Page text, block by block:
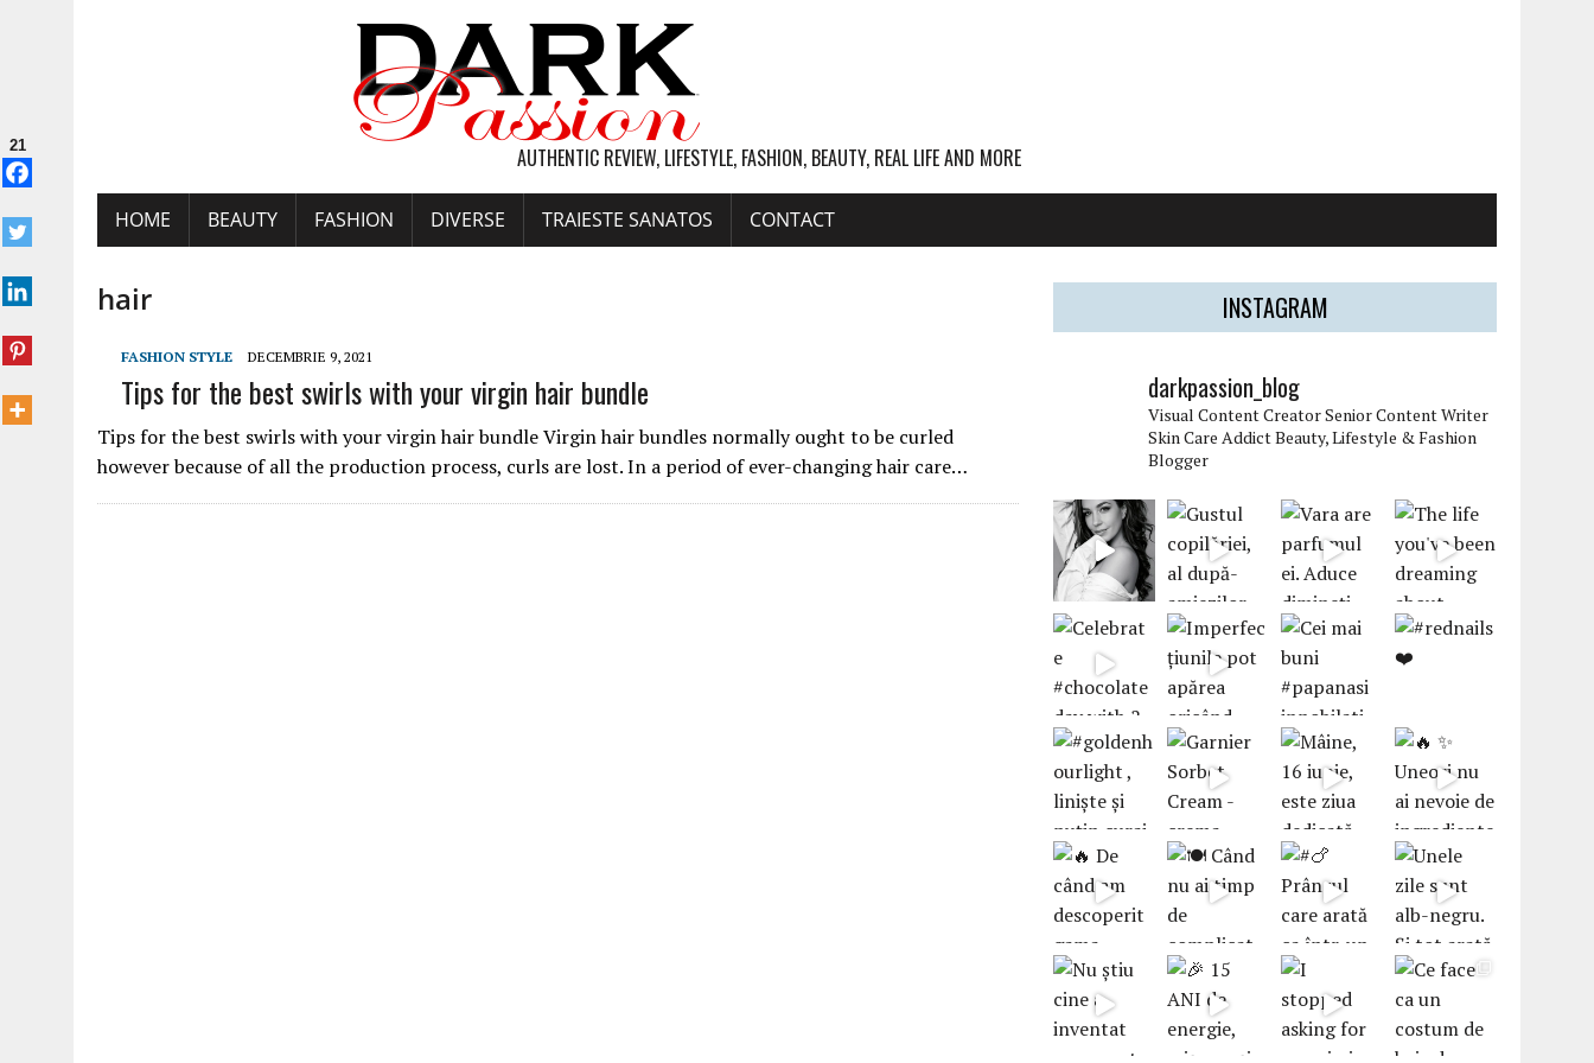
AUTHENTIC REVIEW, LIFESTYLE, FASHION, BEAUTY, REAL LIFE AND MORE
HOME BEAUTY FASHION DIVERSE TRAIESTE SANATOS CONTACT
hair
FASHION STYLE DECEMBRIE 9, 2021
Tips for the best swirls with your virgin hair bundle
Tips for the best swirls with your virgin hair bundle Virgin hair bundles normally ought to be curled
however because of all the production process, curls are lost. In a period of ever-changing hair care…
21
INSTAGRAM
darkpassion_blog
Visual Content CreatorSenior Content Writer
Skin Care AddictBeauty, Lifestyle & Fashion
Blogger